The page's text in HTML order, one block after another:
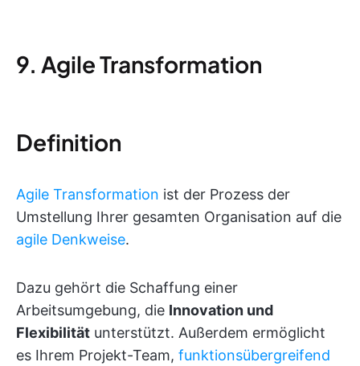
9. Agile Transformation
Definition
Agile Transformation ist der Prozess der
Umstellung Ihrer gesamten Organisation auf die
agile Denkweise.
Dazu gehört die Schaffung einer
Arbeitsumgebung, die Innovation und
Flexibilität unterstützt. Außerdem ermöglicht
es Ihrem Projekt-Team, funktionsübergreifend